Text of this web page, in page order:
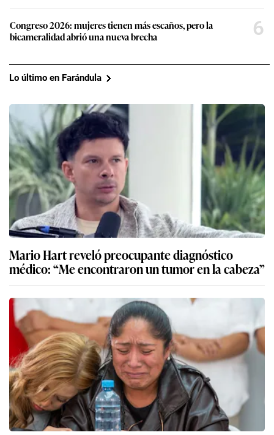
Congreso 2026: mujeres tienen más escaños, pero la
bicameralidad abrió una nueva brecha
6
Lo último en Farándula
Mario Hart reveló preocupante diagnóstico
médico: “Me encontraron un tumor en la cabeza”